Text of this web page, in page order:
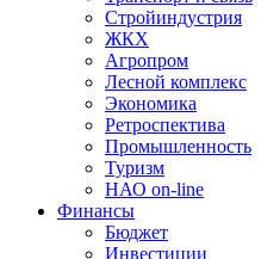
Стройиндустрия
ЖКХ
Агропром
Лесной комплекс
Экономика
Ретроспектива
Промышленность
Туризм
НАО on-line
Финансы
Бюджет
Инвестиции